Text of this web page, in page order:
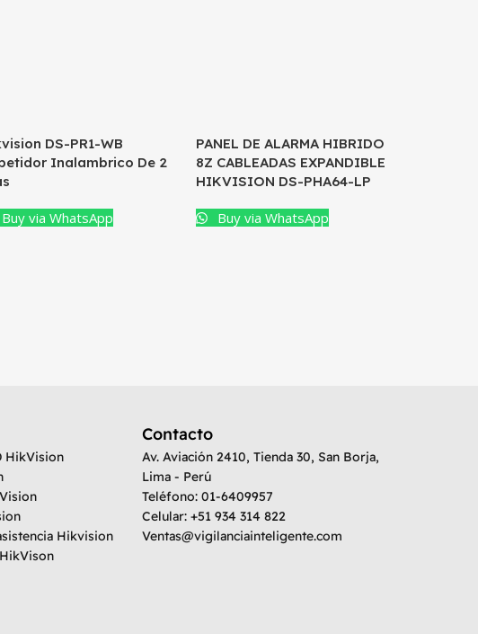
DS-PR1-WB
Inalambrico De 2
Buy via WhatsApp
PANEL DE ALARMA HIBRIDO
8Z CABLEADAS EXPANDIBLE
HIKVISION DS-PHA64-LP
Buy via WhatsApp
HikVision
Hikvision
Contacto
Av. Aviación 2410, Tienda 30, San Borja,
Lima - Perú
Teléfono: 01-6409957
Celular: +51 934 314 822
Ventas@vigilanciainteligente.com